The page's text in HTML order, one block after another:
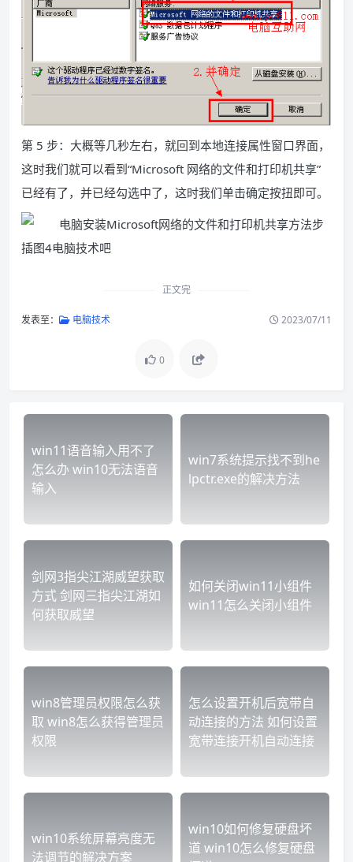
第 5 步：大概等几秒左右，就回到本地连接属性窗口界面，
这时我们就可以看到“Microsoft 网络的文件和打印机共享”
已经有了，并已经勾选中了，这时我们单击确定按扭即可。
正文完
发表至： 电脑技术 2023/07/11
0
win11语音输入用不了
怎么办 win10无法语音
输入
win7系统提示找不到he
lpctr.exe的解决方法
剑网3指尖江湖威望获取
方式 剑网三指尖江湖如
何获取威望
如何关闭win11小组件
win11怎么关闭小组件
win8管理员权限怎么获
取 win8怎么获得管理员
权限
怎么设置开机后宽带自
动连接的方法 如何设置
宽带连接开机自动连接
win10系统屏幕亮度无
法调节的解决方案
win10如何修复硬盘坏
道 win10怎么修复硬盘